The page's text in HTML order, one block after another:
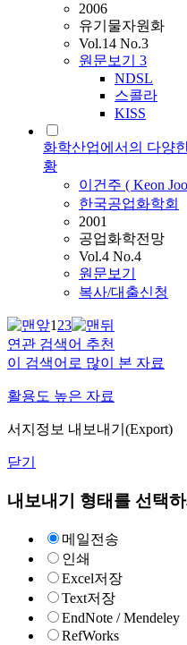
2006
유기물자원화
Vol.14 No.3
원문보기 3
NDSL
스콜라
KISS
화학산업에서의 다양
황
이건주 ( Keon Joo
한국공업화학회
2001
공업화학전망
Vol.4 No.4
원문보기
복사/대출신청
123
연관 검색어 추천
이 검색어로 많이 본 자료
활용도 높은 자료
서지정보 내보내기(Export)
닫기
내보내기 형태를 선택
메일전송
인쇄
Excel저장
Text저장
EndNote / Mendeley
RefWorks